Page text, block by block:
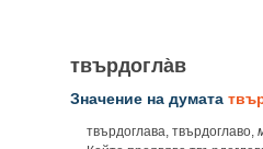
твърдогла̀в
Значение на думата
твърдоглава, твърдоглаво,